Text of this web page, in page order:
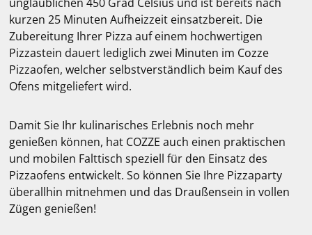
kurzen 25 Minuten Aufheizzeit einsatzbereit. Die
Zubereitung Ihrer Pizza auf einem hochwertigen
Pizzastein dauert lediglich zwei Minuten im Cozze
Pizzaofen, welcher selbstverständlich beim Kauf des
Ofens mitgeliefert wird.
Damit Sie Ihr kulinarisches Erlebnis noch mehr
genießen können, hat COZZE auch einen praktischen
und mobilen Falttisch speziell für den Einsatz des
Pizzaofens entwickelt. So können Sie Ihre Pizzaparty
überallhin mitnehmen und das Draußensein in vollen
Zügen genießen!